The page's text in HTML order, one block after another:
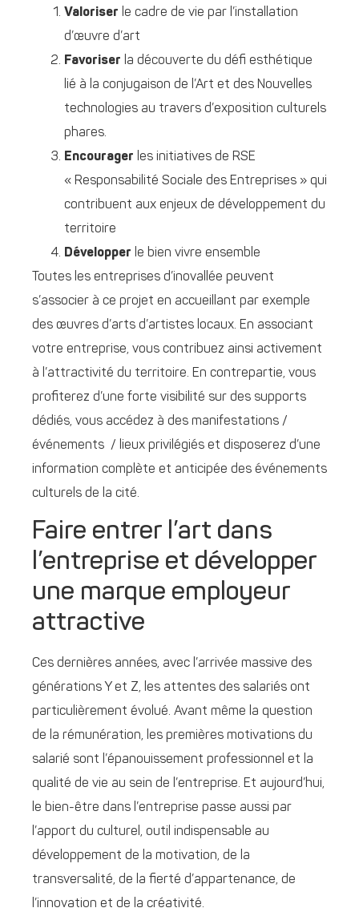
Valoriser le cadre de vie par l’installation
d’œuvre d’art
Favoriser la découverte du défi esthétique
lié à la conjugaison de l’Art et des Nouvelles
technologies au travers d’exposition culturels
phares.
Encourager les initiatives de RSE
« Responsabilité Sociale des Entreprises » qui
contribuent aux enjeux de développement du
territoire
Développer le bien vivre ensemble
Toutes les entreprises d’inovallée peuvent
s’associer à ce projet en accueillant par exemple
des œuvres d’arts d’artistes locaux. En associant
votre entreprise, vous contribuez ainsi activement
à l’attractivité du territoire. En contrepartie, vous
profiterez d’une forte visibilité sur des supports
dédiés, vous accédez à des manifestations /
événements / lieux privilégiés et disposerez d’une
information complète et anticipée des événements
culturels de la cité.
Faire entrer l’art dans
l’entreprise et développer
une marque employeur
attractive
Ces dernières années, avec l’arrivée massive des
générations Y et Z, les attentes des salariés ont
particulièrement évolué. Avant même la question
de la rémunération, les premières motivations du
salarié sont l’épanouissement professionnel et la
qualité de vie au sein de l’entreprise. Et aujourd’hui,
le bien-être dans l’entreprise passe aussi par
l’apport du culturel, outil indispensable au
développement de la motivation, de la
transversalité, de la fierté d’appartenance, de
l’innovation et de la créativité.